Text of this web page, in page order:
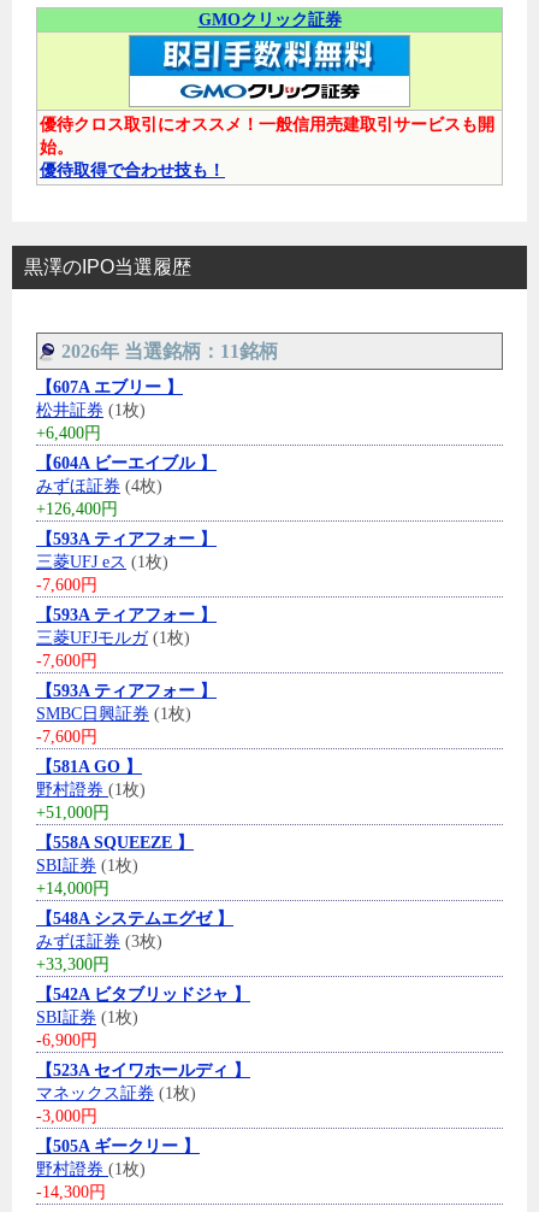
GMOクリック証券
優待クロス取引にオススメ！一般信用売建取引サービスも開
始。
優待取得で合わせ技も！
黒澤のIPO当選履歴
2026年 当選銘柄：11銘柄
【607A エブリー 】
松井証券 (1枚)
+6,400円
【604A ビーエイブル 】
みずほ証券 (4枚)
+126,400円
【593A ティアフォー 】
三菱UFJ eス (1枚)
-7,600円
【593A ティアフォー 】
三菱UFJモルガ(1枚)
-7,600円
【593A ティアフォー 】
SMBC日興証券 (1枚)
-7,600円
【581A GO 】
野村證券 (1枚)
+51,000円
【558A SQUEEZE 】
SBI証券 (1枚)
+14,000円
【548A システムエグゼ 】
みずほ証券 (3枚)
+33,300円
【542A ビタブリッドジャ 】
SBI証券 (1枚)
-6,900円
【523A セイワホールディ 】
マネックス証券 (1枚)
-3,000円
【505A ギークリー 】
野村證券 (1枚)
-14,300円